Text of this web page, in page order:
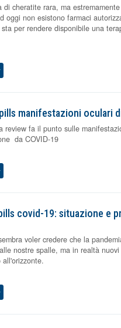
di cheratite rara, ma
oggi non esistono farmaci
per rendere disponibile una
manifestazioni oculari
review fa il punto sulle
da COVID-19
covid-19: situazione e
voler credere che la
nostre spalle, ma in realtà
all'orizzonte.